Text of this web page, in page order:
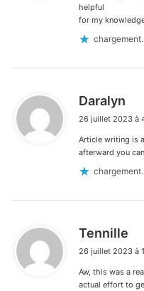
helpful
for my
Daralyn
t
:
26 juillet 2023 à
Article writing is
afterward you
Tennille
t
:
26 juillet 2023 à
Aw, this was a
actual effort to